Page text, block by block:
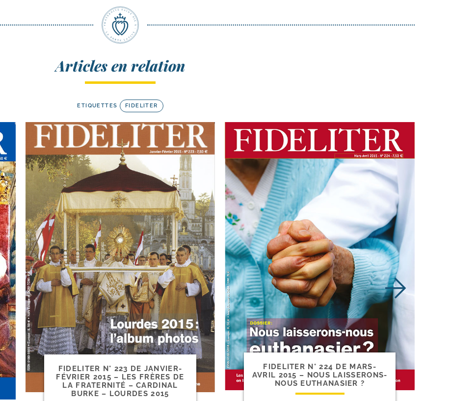
Articles en relation
ETIQUETTES FIDELITER
FIDELITER N° 223 DE JANVIER-​
FÉVRIER 2015 – LES FRÈRES DE
LA FRATERNITÉ – CARDINAL
BURKE – LOURDES 2015
FIDELITER N° 224 DE MARS-​
AVRIL 2015 – NOUS LAISSERONS-​
NOUS EUTHANASIER ?